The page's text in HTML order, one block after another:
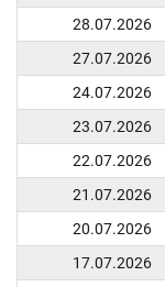
28.07.2026
27.07.2026
24.07.2026
23.07.2026
22.07.2026
21.07.2026
20.07.2026
17.07.2026